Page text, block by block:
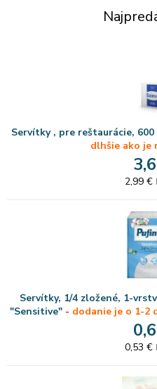
Servítky , pre reštaurácie,
dlhšie ako je
2,99 €
Servítky, 1/4 zložené, 1-
"Sensitive"- dodanie je o 1-2
0,53 €